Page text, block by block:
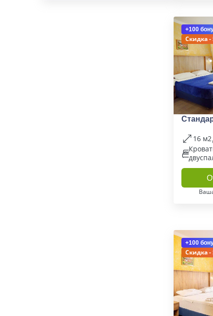
+100
Скидка -
16 м2
+100
Скидка -